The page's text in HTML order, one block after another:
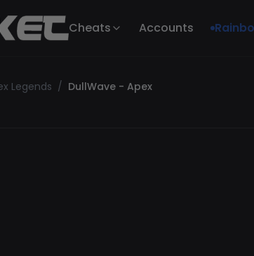
Cheats Accounts
Legends / DullWave - Apex